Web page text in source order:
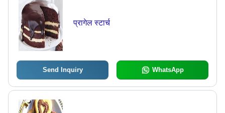
प्रागेल स्टार्च
Send Inquiry WhatsApp